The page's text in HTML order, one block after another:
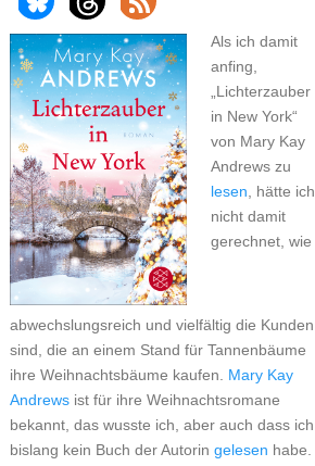
Als ich damit
anfing,
„Lichterzauber
in New York“
von Mary Kay
Andrews zu
lesen , hätte ich
nicht damit
gerechnet, wie
abwechslungsreich und vielfältig die Kunden
sind, die an einem Stand für Tannenbäume
ihre Weihnachtsbäume kaufen. Mary Kay
Andrewsist für ihre Weihnachtsromane
bekannt, das wusste ich, aber auch dass ich
bislang kein Buch der Autorin gelesen habe.